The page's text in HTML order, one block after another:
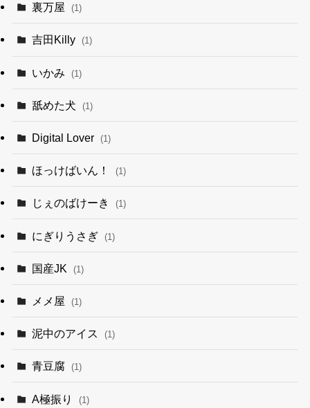
裏万屋 (1)
吉田Killy (1)
いかみ (1)
舐めた犬 (1)
Digital Lover (1)
ほっけばいん！ (1)
じぇのばけーき (1)
にぎりうさぎ (1)
国産JK (1)
メメ屋 (1)
泥中のアイス (1)
青豆腐 (1)
A極振り (1)